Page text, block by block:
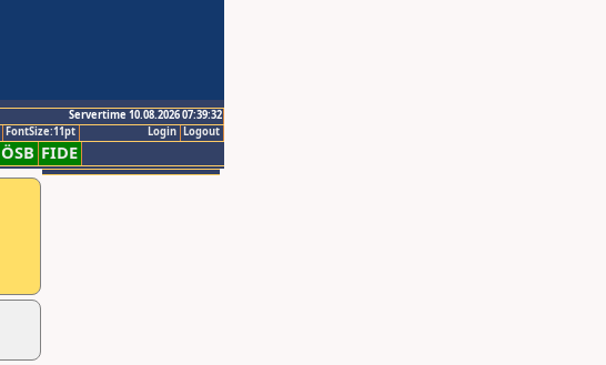
Servertime 10.08.2026 07:39:32
Logout
Login
FontSize:11pt
ÖSB FIDE